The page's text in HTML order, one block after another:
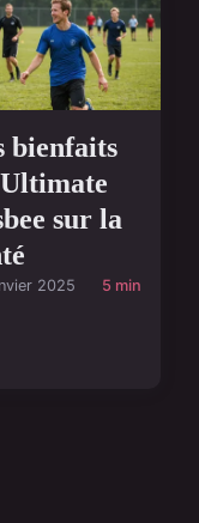
bienfaits
sur la
2025 5 min